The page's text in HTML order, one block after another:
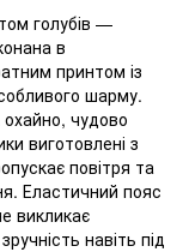
голубів —
в
принтом із
шарму.
чудово
виготовлені з
повітря та
Еластичний пояс
викликає
навіть під